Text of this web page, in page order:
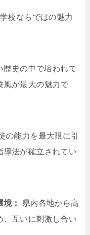
校ならではの魅力
歴史の中で培われて
風が最大の魅力で
の能力を最大限に引
導法が確立されてい
：
県内各地から高
、互いに刺激し合い